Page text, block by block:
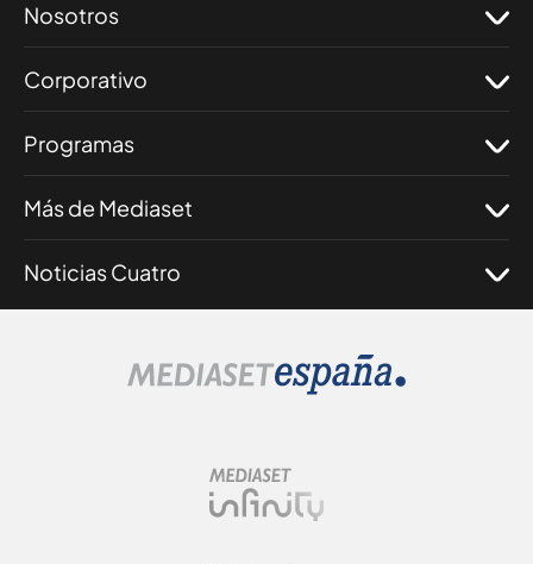
Nosotros
Corporativo
Programas
Más de Mediaset
Noticias Cuatro